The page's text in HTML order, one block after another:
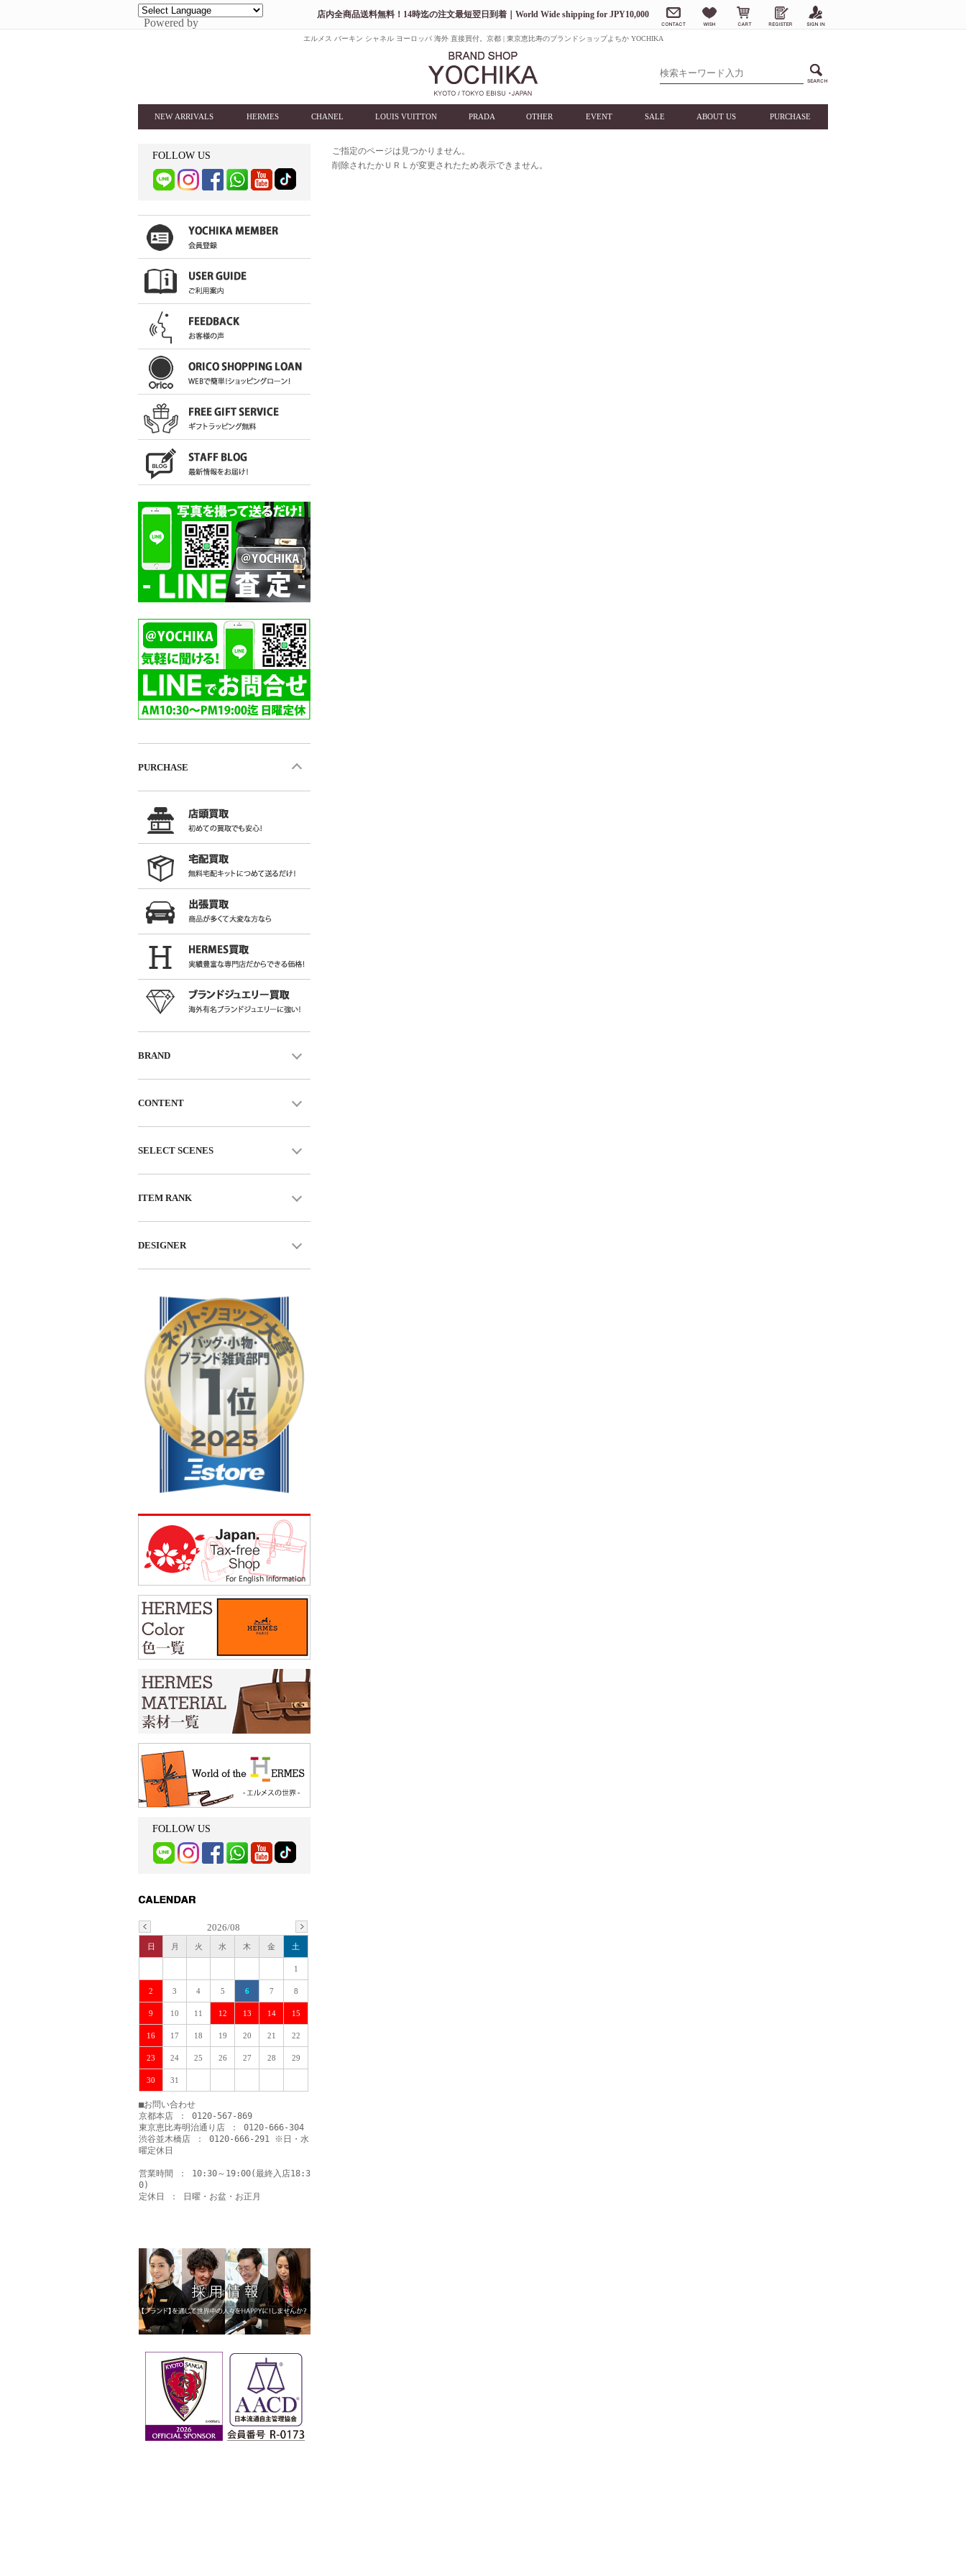
Powered by
店内全商品送料無料！14時迄の注文最短翌日到着｜World Wide shipping for JPY10,000
エルメス バーキン シャネル ヨーロッパ 海外 直接買付。京都 | 東京恵比寿のブランドショップよちか YOCHIKA
NEW ARRIVALS HERMES CHANEL LOUIS VUITTON PRADA OTHER EVENT SALE ABOUT US PURCHASE
ご指定のページは見つかりません。
削除されたかＵＲＬが変更されたため表示できません。
FOLLOW US
PURCHASE
BRAND
CONTENT
SELECT SCENES
ITEM RANK
DESIGNER
FOLLOW US
2026/08
日 月 火 水 木 金 土
1
2 3 4 5 6 7 8
9 10 11 12 13 14 15
16 17 18 19 20 21 22
23 24 25 26 27 28 29
30 31
■お問い合わせ
京都本店 ： 0120-567-869
東京恵比寿明治通り店 ： 0120-666-304
渋谷並木橋店 ： 0120-666-291 ※日・水
曜定休日
営業時間 ： 10:30～19:00(最終入店18:3
0)
定休日 ： 日曜・お盆・お正月